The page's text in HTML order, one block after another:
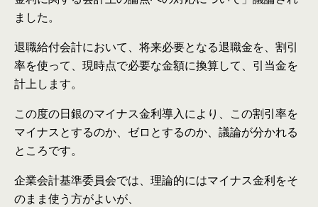
ました。
退職給付会計において、将来必要となる退職金を、割引
率を使って、現時点で必要な金額に換算して、引当金を
計上します。
この度の日銀のマイナス金利導入により、この割引率を
マイナスとするのか、ゼロとするのか、議論が分かれる
ところです。
企業会計基準委員会では、理論的にはマイナス金利をそ
のまま使う方がよいが、